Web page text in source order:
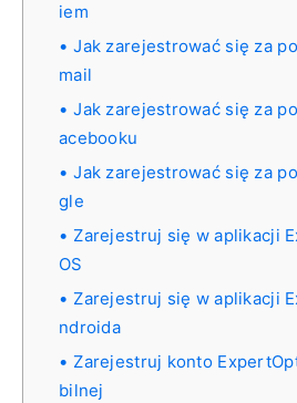
iem
Jak zarejestrować się za
mail
Jak zarejestrować się za
acebooku
Jak zarejestrować się za
gle
Zarejestruj się w aplikacji
OS
Zarejestruj się w aplikacji
ndroida
Zarejestruj konto
bilnej